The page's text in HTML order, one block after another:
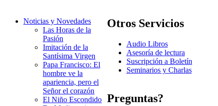
Noticias y Novedades
Las Horas de la
Pasión
Imitación de la
Santísima Virgen
Papa Francisco: El
hombre ve la
apariencia, pero el
Señor el corazón
El Niño Escondido
Otros Servicios
Audio Libros
Asesoría de lectura
Suscripción a Boletín
Seminarios y Charlas
Preguntas?